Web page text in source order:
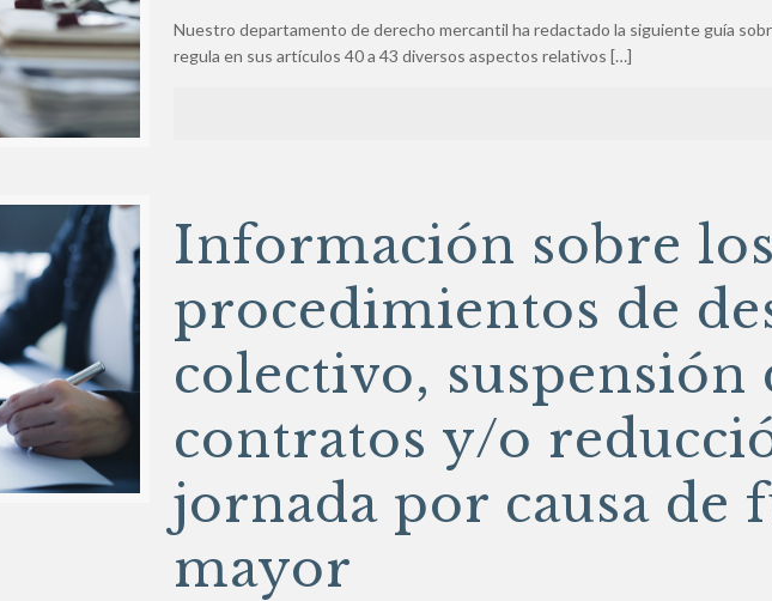
Nuestro departamento de derecho mercantil ha redactado la siguiente guía
regula en sus artículos 40 a 43 diversos aspectos relativos […]
Información sobre los
procedimientos de
colectivo, suspensión
contratos y/o
jornada por causa de
mayor